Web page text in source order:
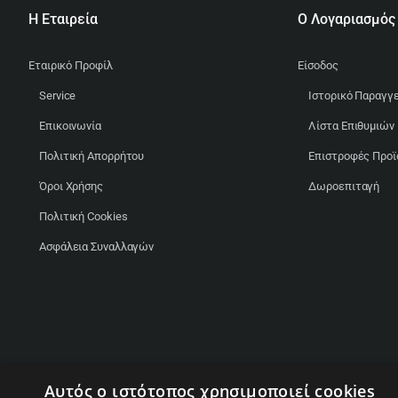
Η Εταιρεία
Εταιρικό Προφίλ
Service
Επικοινωνία
Πολιτική Απορρήτου
Όροι Χρήσης
Πολιτική Cookies
Ασφάλεια Συναλλαγών
Ο
Είσοδος
Ιστορικό
Λίστα Επιθυμιών
Επιστροφές
Δωροεπιταγή
Αυτός ο ιστότοπος χρησιμοποιεί cookies